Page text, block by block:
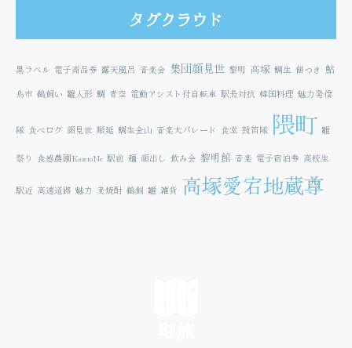
タグクラウド
黒ラベル 電子商品券 露天風呂 音楽会 集団顔見世 黎明 高塚 鯛生 餅つき 鮎
鳥市 鵜飼い 雛人形 鯛 青空 電動アシスト付自転車 駅長対抗 韓国料理 魅力発信
隊 食べログ 顔見世 順延 鯛生金山 音楽大パレード 食堂 鼓笛隊 隈町 雛
祭り 食感農園KazetoNe 駅前 麺 顔出し 飲み会 黎明館 音楽 電子宿泊券 高校生
駅近 高速道路 魅力 麦焼酎 鵜飼 雛 雑貨 高塚愛宕地蔵尊